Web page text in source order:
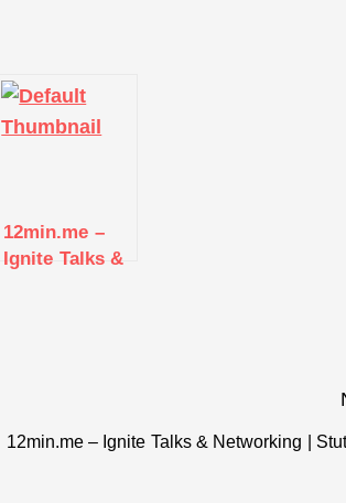
12min.me –
Ignite Talks &
12min.me – Ignite Talks & Networking |